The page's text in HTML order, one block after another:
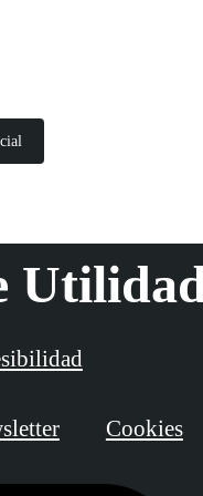
Cookies